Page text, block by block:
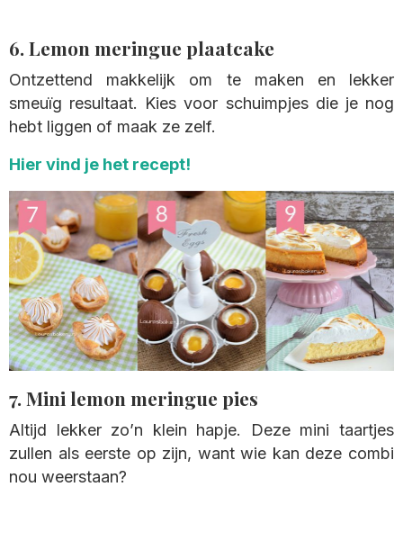
6. Lemon meringue plaatcake
Ontzettend makkelijk om te maken en lekker
smeuïg resultaat. Kies voor schuimpjes die je nog
hebt liggen of maak ze zelf.
Hier vind je het recept!
7. Mini lemon meringue pies
Altijd lekker zo’n klein hapje. Deze mini taartjes
zullen als eerste op zijn, want wie kan deze combi
nou weerstaan?